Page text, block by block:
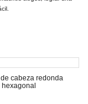
cabeza redonda
hexagonal